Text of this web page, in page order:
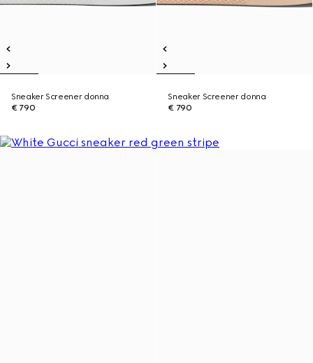
Sneaker Screener donna
€ 790
Sneaker Screener donna
€ 790